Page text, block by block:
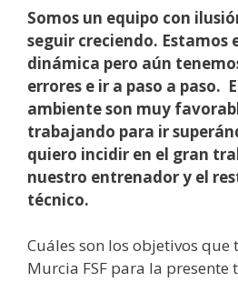
Somos un equipo con
seguir creciendo. Estamos
dinámica pero aún
errores e ir a paso a paso.
ambiente son muy
trabajando para ir
quiero incidir en el gran
nuestro entrenador y el
técnico.
Cuáles son los objetivos que
Murcia FSF para la presente